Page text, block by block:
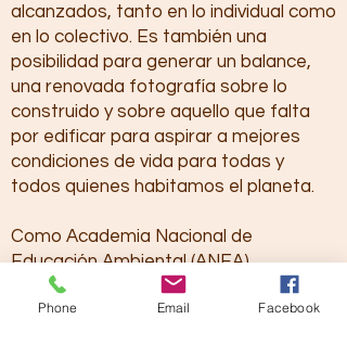
alcanzados, tanto en lo individual como
en lo colectivo. Es también una
posibilidad para generar un balance,
una renovada fotografía sobre lo
construido y sobre aquello que falta
por edificar para aspirar a mejores
condiciones de vida para todas y
todos quienes habitamos el planeta.
Como Academia Nacional de
Educación Ambiental (ANEA),
invitamos a continuar con una reflexión
crítica y permanente sobre los
Phone Email Facebook